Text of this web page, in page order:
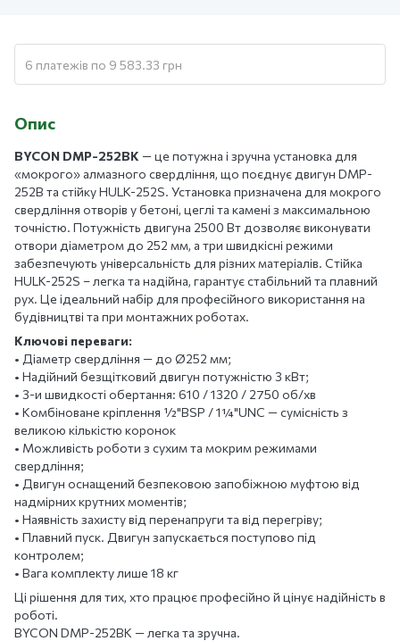
6 платежів по 9 583.33 грн
Опис
BYCON DMP-252BK — це потужна і зручна установка для
«мокрого» алмазного свердління, що поєднує двигун DMP-
252B та стійку HULK-252S. Установка призначена для мокрого
свердління отворів у бетоні, цеглі та камені з максимальною
точністю. Потужність двигуна 2500 Вт дозволяє виконувати
отвори діаметром до 252 мм, а три швидкісні режими
забезпечують універсальність для різних матеріалів. Стійка
HULK-252S – легка та надійна, гарантує стабільний та плавний
рух. Це ідеальний набір для професійного використання на
будівництві та при монтажних роботах.
Ключові переваги:
• Діаметр свердління — до Ø252 мм;
• Надійний безщітковий двигун потужністю 3 кВт;
• 3-и швидкості обертання: 610 / 1320 / 2750 об/хв
• Комбіноване кріплення ½"BSP / 1¼"UNC — сумісність з
великою кількістю коронок
• Можливість роботи з сухим та мокрим режимами
свердління;
• Двигун оснащений безпековою запобіжною муфтою від
надмірних крутних моментів;
• Наявність захисту від перенапруги та від перегріву;
• Плавний пуск. Двигун запускається поступово під
контролем;
• Вага комплекту лише 18 кг
Ці рішення для тих, хто працює професійно й цінує надійність в
роботі.
BYCON DMP-252BK — легка та зручна.